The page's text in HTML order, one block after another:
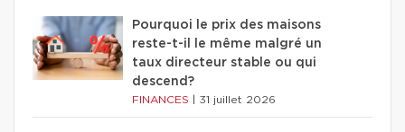
Pourquoi le prix des maisons
reste-t-il le même malgré un
taux directeur stable ou qui
descend?
FINANCES 31 juillet 2026